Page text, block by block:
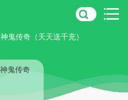
神鬼传奇（天天送千充）